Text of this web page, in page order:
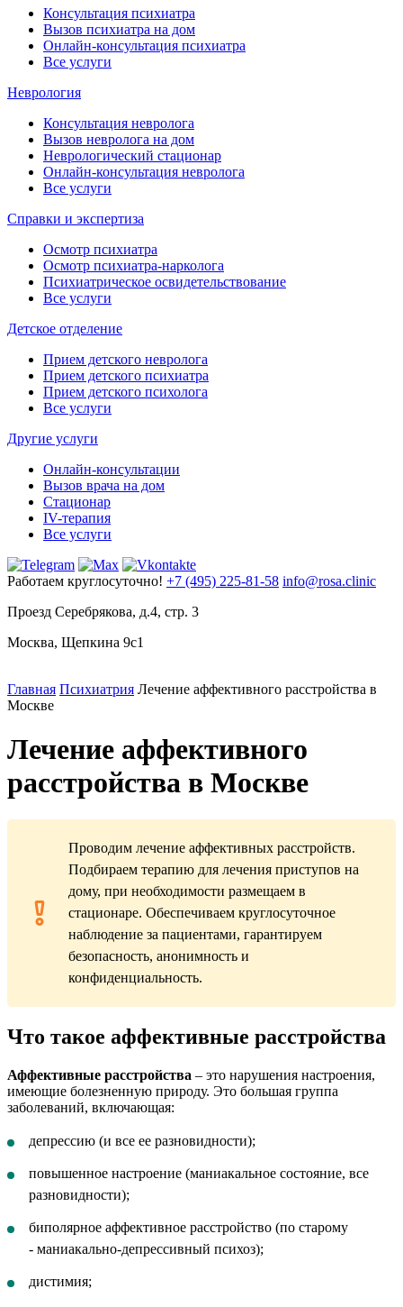
Консультация психиатра
Вызов психиатра на дом
Онлайн-консультация психиатра
Все услуги
Неврология
Консультация невролога
Вызов невролога на дом
Неврологический стационар
Онлайн-консультация невролога
Все услуги
Справки и экспертиза
Осмотр психиатра
Осмотр психиатра-нарколога
Психиатрическое освидетельствование
Все услуги
Детское отделение
Прием детского невролога
Прием детского психиатра
Прием детского психолога
Все услуги
Другие услуги
Онлайн-консультации
Вызов врача на дом
Стационар
IV-терапия
Все услуги
Работаем круглосуточно! +7 (495) 225-81-58 info@rosa.clinic
Проезд Серебрякова, д.4, стр. 3
Москва, Щепкина 9с1
Главная Психиатрия Лечение аффективного расстройства в
Москве
Лечение аффективного
расстройства в Москве
Проводим лечение аффективных расстройств.
Подбираем терапию для лечения приступов на
дому, при необходимости размещаем в
стационаре. Обеспечиваем круглосуточное
наблюдение за пациентами, гарантируем
безопасность, анонимность и
конфиденциальность.
Что такое аффективные расстройства
Аффективные расстройства – это нарушения настроения,
имеющие болезненную природу. Это большая группа
заболеваний, включающая:
депрессию (и все ее разновидности);
повышенное настроение (маниакальное состояние, все
разновидности);
биполярное аффективное расстройство (по старому
- маниакально-депрессивный психоз);
дистимия;